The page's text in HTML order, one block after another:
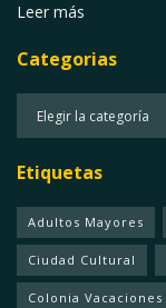
Leer más
Categorias
Etiquetas
Adultos Mayores
Ciudad Cultural
Colonia Vacaciones